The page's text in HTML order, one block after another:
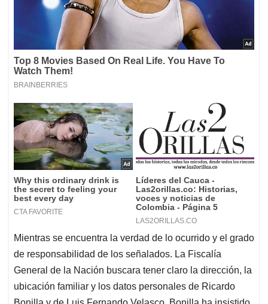
Mientras se encuentra la verdad de lo ocurrido y el grado
de responsabilidad de los señalados. La Fiscalía
General de la Nación buscara tener claro la dirección, la
ubicación familiar y los datos personales de Ricardo